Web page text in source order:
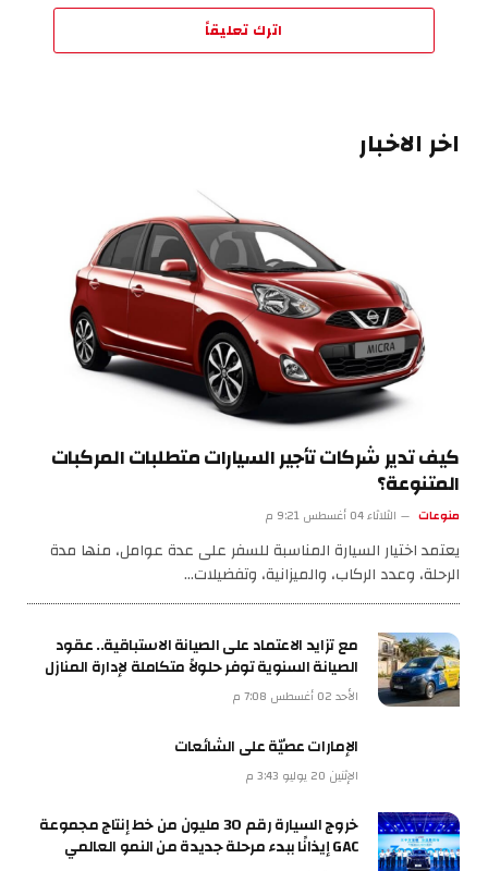
اترك تعليقاً
اخر الاخبار
كيف تدير شركات تأجير السيارات متطلبات المركبات
المتنوعة؟
منوعات الثلاثاء 04 أغسطس 9:21 م
يعتمد اختيار السيارة المناسبة للسفر على عدة عوامل، منها مدة
الرحلة، وعدد الركاب، والميزانية، وتفضيلات…
مع تزايد الاعتماد على الصيانة الاستباقية.. عقود
الصيانة السنوية توفر حلولاً متكاملة لإدارة المنازل
الأحد 02 أغسطس 7:08 م
الإمارات عصيّة على الشائعات
الإثنين 20 يوليو 3:43 م
خروج السيارة رقم 30 مليون من خط إنتاج مجموعة
GAC إيذانًا ببدء مرحلة جديدة من النمو العالمي